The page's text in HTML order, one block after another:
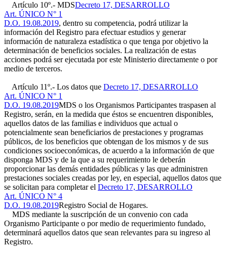
Artículo 10º.- MDSDecreto 17, DESARROLLO
Art. ÚNICO N° 1
D.O. 19.08.2019, dentro su competencia, podrá utilizar la
información del Registro para efectuar estudios y generar
información de naturaleza estadística o que tenga por objetivo la
determinación de beneficios sociales. La realización de estas
acciones podrá ser ejecutada por este Ministerio directamente o por
medio de terceros.
Artículo 11º.- Los datos que Decreto 17, DESARROLLO
Art. ÚNICO N° 1
D.O. 19.08.2019MDS o los Organismos Participantes traspasen al
Registro, serán, en la medida que éstos se encuentren disponibles,
aquellos datos de las familias e individuos que actual o
potencialmente sean beneficiarios de prestaciones y programas
públicos, de los beneficios que obtengan de los mismos y de sus
condiciones socioeconómicas, de acuerdo a la información de que
disponga MDS y de la que a su requerimiento le deberán
proporcionar las demás entidades públicas y las que administren
prestaciones sociales creadas por ley, en especial, aquellos datos que
se solicitan para completar el Decreto 17, DESARROLLO
Art. ÚNICO N° 4
D.O. 19.08.2019Registro Social de Hogares.
MDS mediante la suscripción de un convenio con cada
Organismo Participante o por medio de requerimiento fundado,
determinará aquellos datos que sean relevantes para su ingreso al
Registro.